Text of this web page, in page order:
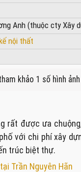
Anh (thuộc cty Xây
nội thất
khảo 1 số hình
rất được ưa
với chi phí xây
trúc biệt thự.
Trần Nguyên Hãn